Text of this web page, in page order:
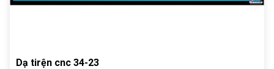
Dạ tirện cnc 34-23